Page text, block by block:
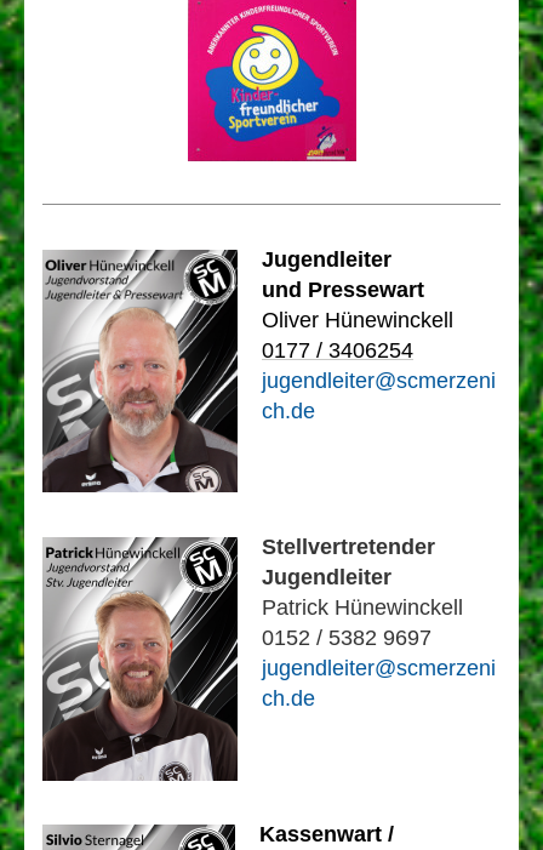
Jugendleiter
und Pressewart
Oliver Hünewinckell
0177 / 3406254
jugendleiter@scmerzeni
ch.de
Stellvertretender
Jugendleiter
Patrick Hünewinckell
0152 / 5382 9697
jugendleiter@scmerzeni
ch.de
Kassenwart /